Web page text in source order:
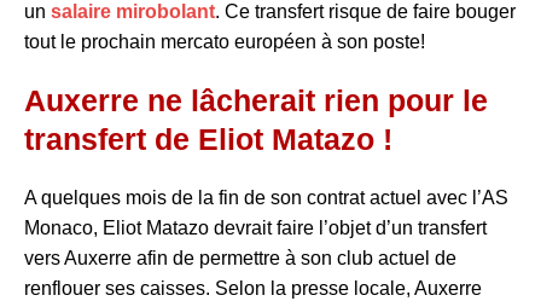
un salaire mirobolant. Ce transfert risque de faire bouger
tout le prochain mercato européen à son poste!
Auxerre ne lâcherait rien pour le
transfert de Eliot Matazo !
A quelques mois de la fin de son contrat actuel avec l’AS
Monaco, Eliot Matazo devrait faire l’objet d’un transfert
vers Auxerre afin de permettre à son club actuel de
renflouer ses caisses. Selon la presse locale, Auxerre